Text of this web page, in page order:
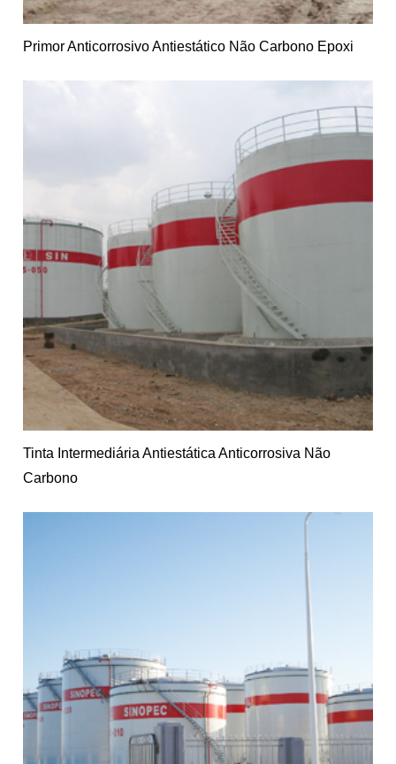
Primor Anticorrosivo Antiestático Não Carbono Epoxi
Tinta Intermediária Antiestática Anticorrosiva Não
Carbono